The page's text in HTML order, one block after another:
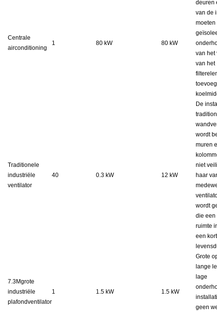
Centrale
airconditioning
1 80 kW 80 kW
deuren
van de
moeten
van het
van het
Traditionele
industriële
ventilator
40 0.3 kW 12 kW
De
wordt
muren
niet
haar
wordt
die een
ruimte
een
7.3Mgrote
industriële
plafondventilator
1 1.5 kW 1.5 kW
Grote
lange
lage
geen